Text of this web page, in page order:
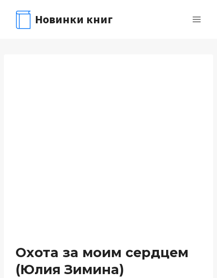
содержимому
Новинки книг
Охота за моим сердцем
(Юлия Зимина)